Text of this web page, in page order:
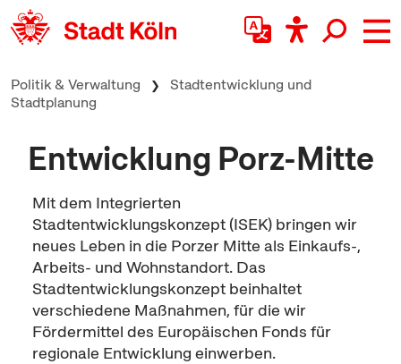
zum Inhalt springen
Politik & Verwaltung
Stadtentwicklung und
Stadtplanung
Entwicklung Porz-Mitte
Mit dem Integrierten
Stadtentwicklungskonzept (ISEK) bringen wir
neues Leben in die Porzer Mitte als Einkaufs-,
Arbeits- und Wohnstandort. Das
Stadtentwicklungskonzept beinhaltet
verschiedene Maßnahmen, für die wir
Fördermittel des Europäischen Fonds für
regionale Entwicklung einwerben.